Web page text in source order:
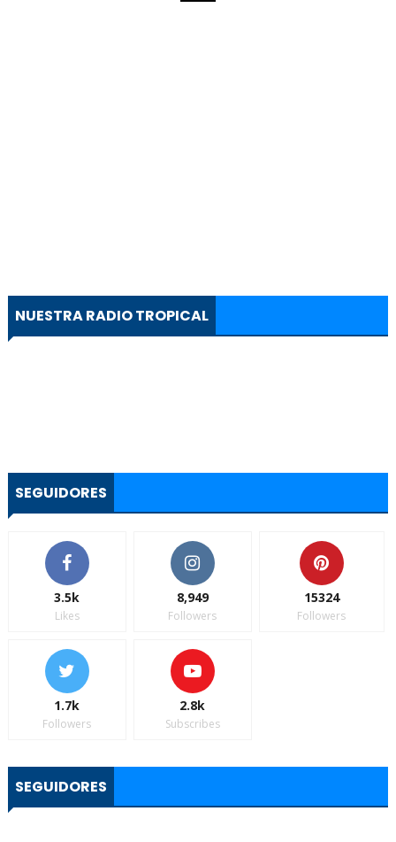
NUESTRA RADIO TROPICAL
SEGUIDORES
3.5k
Likes
8,949
Followers
15324
Followers
1.7k
Followers
2.8k
Subscribes
SEGUIDORES